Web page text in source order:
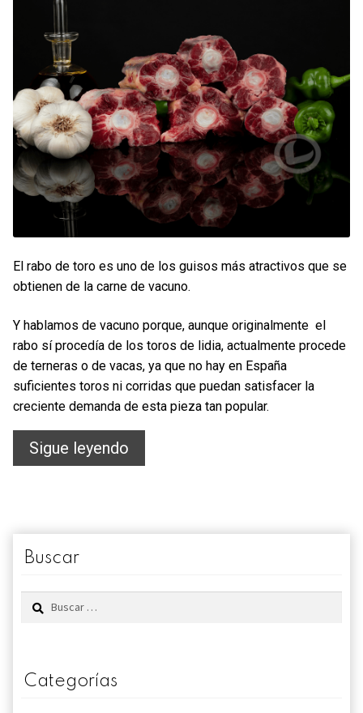
0 productos
El rabo de toro es uno de los guisos más atractivos que se
obtienen de la carne de vacuno.
Y hablamos de vacuno porque, aunque originalmente el
rabo sí procedía de los toros de lidia, actualmente procede
de terneras o de vacas, ya que no hay en España
suficientes toros ni corridas que puedan satisfacer la
creciente demanda de esta pieza tan popular.
Sigue leyendo
Buscar
Buscar:
Categorías